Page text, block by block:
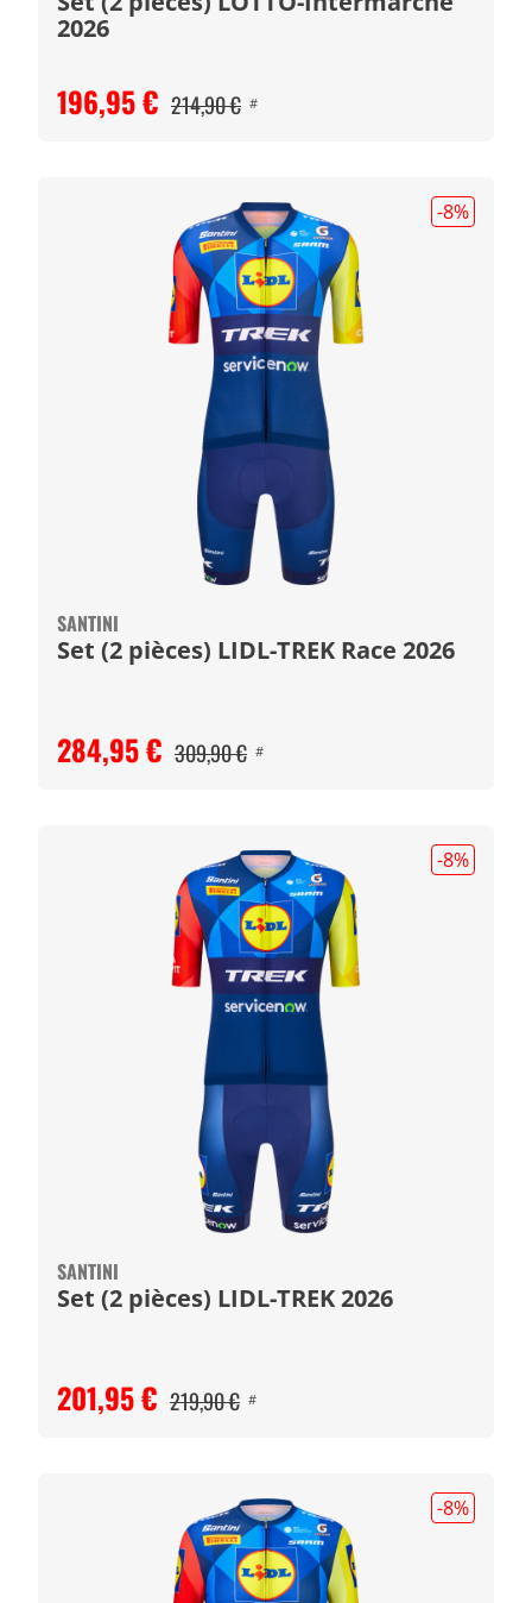
2026
196,95 € 214,90 € #
-8%
SANTINI
Set (2 pièces) LIDL-TREK Race 2026
284,95 € 309,90 € #
-8%
SANTINI
Set (2 pièces) LIDL-TREK 2026
201,95 € 219,90 € #
-8%